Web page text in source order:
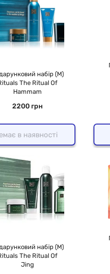
набір (M)
The Ritual Of
Hammam
2200 грн
в наявності
набір (M)
The Ritual Of
Jing